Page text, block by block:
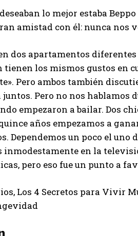
I WANT IN
and accept thePrivacy Policy.
Muhammad
lo mejor estaba
amistad con él: nunca nos
dos apartamentos
tienen los mismos gustos en
Pero ambos también
Pero no nos hablamos
empezaron a bailar. Dos
años empezamos a
Dependemos un poco el uno
en la
pero eso fue un punto a
Los 4 Secretos para Vivir